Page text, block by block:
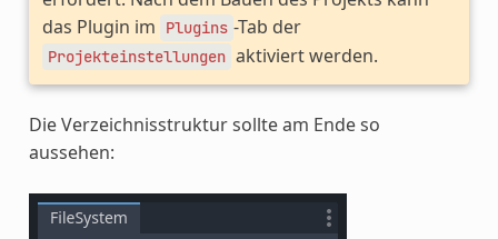
das Plugin im
Plugins -Tab der
Projekteinstellungen aktiviert werden.
Die Verzeichnisstruktur sollte am Ende so
aussehen: